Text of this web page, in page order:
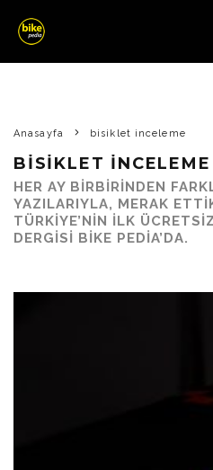
Anasayfa bisiklet inceleme
BISIKLET INCELEME
HER AY BIRBIRINDEN
YAZILARIYLA, MERAK
TÜRKIYE’NIN ILK
DERGISI BIKE PEDIA’DA.